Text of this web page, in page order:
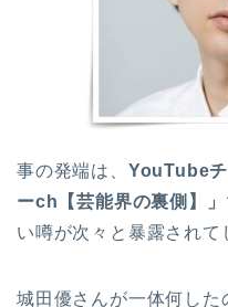
事の発端は、 YouTube
ーch【芸能界の裏側】」
い噂が次々と暴露されて
城田優さんが一体何し